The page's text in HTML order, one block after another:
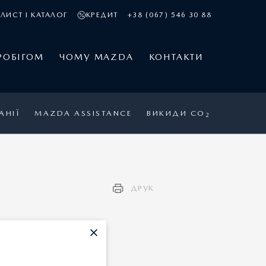
І КАТАЛОГ КРЕДИТ +38 (067) 546 30 88
ЧОМУ MAZDA КОНТАКТИ
MAZDA ASSISTANCE ВИКИДИ CO 2
ДРУК